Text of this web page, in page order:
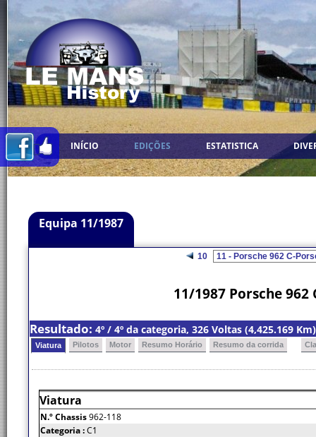
INÍCIO EDIÇÕES ESTATISTICA
Equipa 11/1987
10
11/1987 Porsche
Resultado: 4º / 4º da categoria, 326 Voltas (4,425.169
Viatura Pilotos Motor Resumo Horário Resumo da corrida
Viatura
N.º Chassis962-118
Categoria :C1